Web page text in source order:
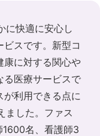
に快適に安心し
スです。新型コ
康に対する関心や
る医療サービスで
利用できる点に
ました。ファス
1600名、看護師3